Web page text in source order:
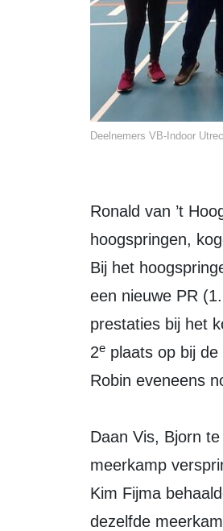
Deelnemers VB-Indoor
Ronald van ’t
hoogspringen,
Bij het
een nieuwe PR
prestaties bij het
2e plaats op bij
Robin eveneens
Daan Vis, Bjorn
meerkamp
Kim Fijma
dezelfde